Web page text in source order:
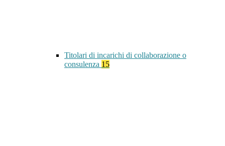
Titolari di incarichi di collaborazione o
consulenza 15